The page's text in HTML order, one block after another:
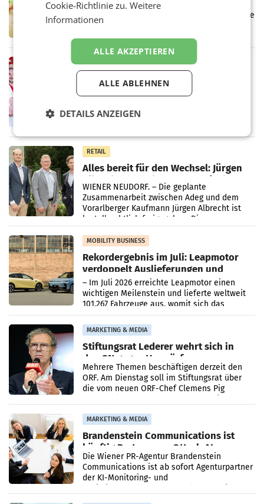
Über den gesamten August hinweg rücken die
Altstoff Recycling Austria AG (ARA) und der
Handelskonzern Müller die Initiative
„Kreislauf-Helden“ in allen österreichischen
Müller-Filialen
Penny modernisiert zwei Filialen in
Ober- und Niederösterreich
WIENER NEUDORF. – Im Rahmen einer
laufenden Modernisierungsoffensive
in Haag sowie im rund
RETAIL
Alles bereit für den Wechsel: Jürgen
Albrecht setzt ab 1.1.2027 auf Adeg
WIENER NEUDORF. – Die geplante
Zusammenarbeit zwischen Adeg und dem
Vorarlberger Kaufmann Jürgen Albrecht ist
kartellrechtlich freigegeben: Die
Bundeswettbewerbsbehörde und der
Bundeskartellanwalt
MOBILITY BUSINESS
Rekordergebnis im Juli: Leapmotor
verdoppelt Auslieferungen und
überschreitet die 100.000er-Marke
– Im Juli 2026 erreichte Leapmotor einen
wichtigen Meilenstein und lieferte weltweit
101.267 Fahrzeuge aus, womit sich das
Ergebnis gegenüber Juli 2025 mehr als
verdoppelte (+102
MARKETING & MEDIA
Stiftungsrat Lederer wehrt sich in
den SN gegen Vorwürfe
Mehrere Themen beschäftigen derzeit den
ORF. Am Dienstag soll im Stiftungsrat über
die vom neuen ORF-Chef Clemens Pig
MARKETING & MEDIA
Brandenstein Communications ist
künftig Partner von OtterlyAI
Die Wiener PR-Agentur Brandenstein
Communications ist ab sofort Agenturpartner
der KI-Monitoring- und
Cookie-Richtlinie zu.Weitere
Informationen
ALLE AKZEPTIEREN
ALLE ABLEHNEN
DETAILS ANZEIGEN